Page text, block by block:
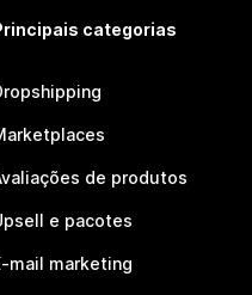
categorias
de produtos
e pacotes
mail marketing